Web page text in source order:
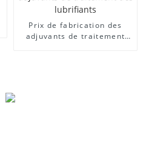
Prix ​​de fabrication des
adjuvants de traitement